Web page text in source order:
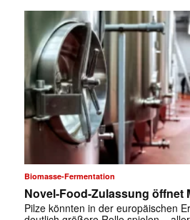
Biomasse-Fermentation
Novel-Food-Zulassung öffnet
Pilze könnten in der europäischen